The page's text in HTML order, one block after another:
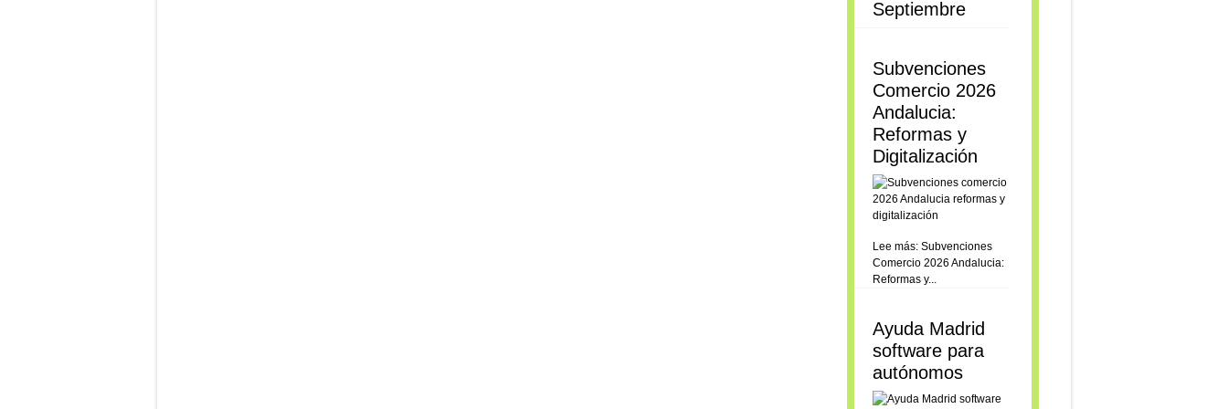
Septiembre
Subvenciones
Comercio 2026
Andalucia:
Reformas y
Digitalización
Lee más: Subvenciones
Comercio 2026 Andalucia:
Reformas y...
Ayuda Madrid
software para
autónomos